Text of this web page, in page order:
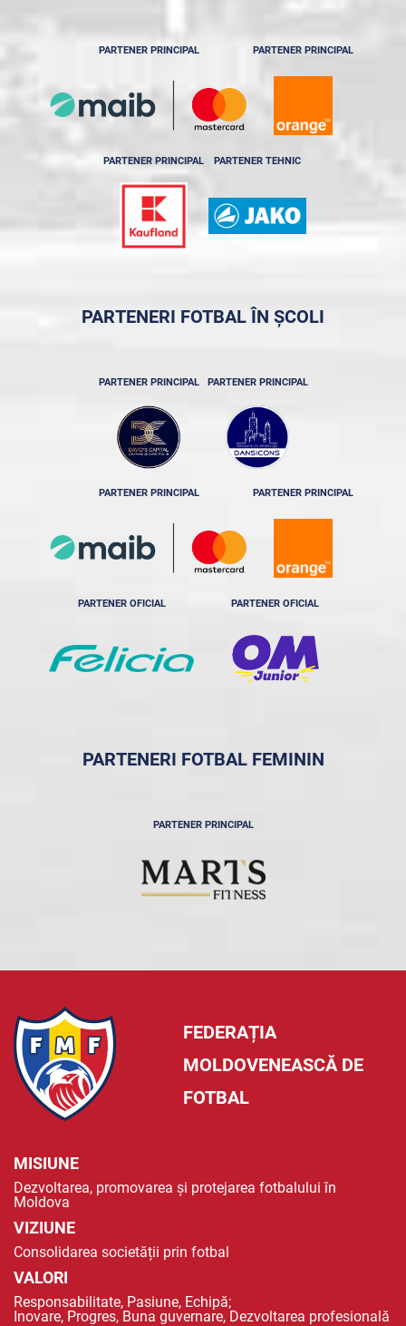
PARTENER PRINCIPAL PARTENER PRINCIPAL
PARTENER PRINCIPAL PARTENER TEHNIC
PARTENERI FOTBAL ÎN ȘCOLI
PARTENER PRINCIPAL PARTENER PRINCIPAL
PARTENER PRINCIPAL PARTENER PRINCIPAL
PARTENER OFICIAL PARTENER OFICIAL
PARTENERI FOTBAL FEMININ
PARTENER PRINCIPAL
FEDERAȚIA
MOLDOVENEASCĂ DE
FOTBAL
MISIUNE
Dezvoltarea, promovarea și protejarea fotbalului în
Moldova
VIZIUNE
Consolidarea societății prin fotbal
VALORI
Responsabilitate, Pasiune, Echipă;
Inovare, Progres, Buna guvernare, Dezvoltarea profesională